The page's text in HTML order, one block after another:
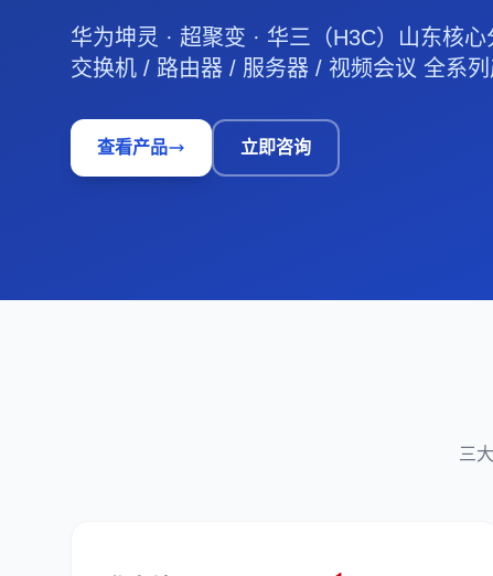
华为坤灵 · 超聚变 · 华三（H3C）山东核心
交换机 / 路由器 / 服务器 / 视频会议 全系
查看产品 立即咨询
三